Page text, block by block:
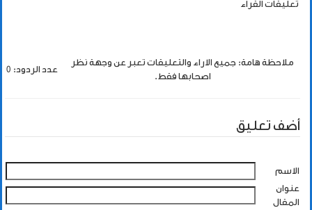
تعليقات القراء
ملاحظة هامة: جميع الاراء والتعليقات تعبر عن وجهة نظر
اصحابها فقط.
عدد الردود: 0
أضف تعليق
الاسم
عنوان
المقال